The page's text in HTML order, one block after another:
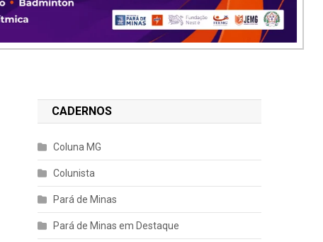
CADERNOS
Coluna MG
Colunista
Pará de Minas
Pará de Minas em Destaque